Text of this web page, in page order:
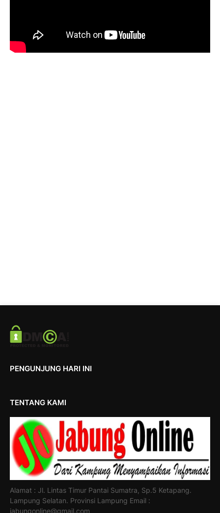
PENGUNJUNG HARI INI
TENTANG KAMI
Alamat : Jl. Lintas Timur Pantai Sumatra, Sp.5 Ketapang.
Lampung Selatan. Provinsi Lampung Email :
jabungonline@gmail.com